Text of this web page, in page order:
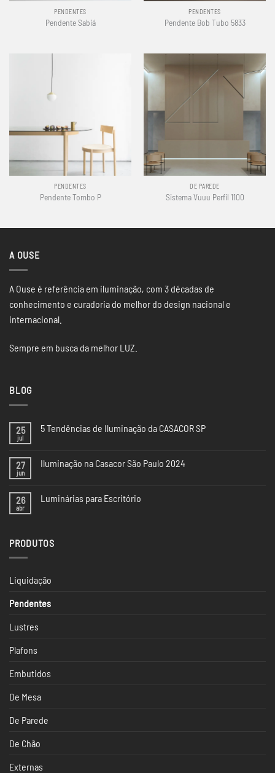
PENDENTES
Pendente Sabiá
PENDENTES
Pendente Bob Tubo 5833
PENDENTES
Pendente Tombo P
DE PAREDE
Sistema Vuuu Perfil 1100
A OUSE
A Ouse é referência em iluminação, com 3 décadas de
conhecimento e curadoria do melhor do design nacional e
internacional.
Sempre em busca da melhor LUZ.
BLOG
25
jul
5 Tendências de Iluminação da CASACOR SP
da
CASACOR
27
jun
Iluminação na Casacor São Paulo 2024
Iluminação
2024
26
abr
Luminárias para Escritório
para
PRODUTOS
Liquidação
Pendentes
Lustres
Plafons
Embutidos
De Mesa
De Parede
De Chão
Externas